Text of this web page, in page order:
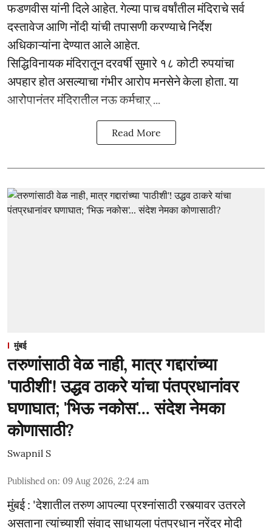
फडणवीस यांनी दिले आहेत. गेल्या पाच वर्षांतील मंदिराचे सर्व
दस्तावेज आणि नोंदी यांची तपासणी करण्याचे निर्देश
अधिकाऱ्यांना देण्यात आले आहेत.
सिद्धिविनायक मंदिरातून दरवर्षी सुमारे १८ कोटी रुपयांचा
अपहार होत असल्याचा गंभीर आरोप मनसेने केला होता. या
आरोपानंतर मंदिरातील नऊ कर्मचाऱ् ...
Read More
मुंबई
तरुणांसाठी वेळ नाही, मात्र गद्दारांच्या
'पाठीशी'! उद्धव ठाकरे यांचा पंतप्रधानांवर
घणाघात; 'भिऊ नकोस'... संदेश नेमका
कोणासाठी?
Swapnil S
Published on: 09 Aug 2026, 2:24 am
मुंबई : 'देशातील तरुण आपल्या प्रश्नांसाठी रस्त्यावर उतरले
असताना त्यांच्याशी संवाद साधायला पंतप्रधान नरेंद्र मोदी